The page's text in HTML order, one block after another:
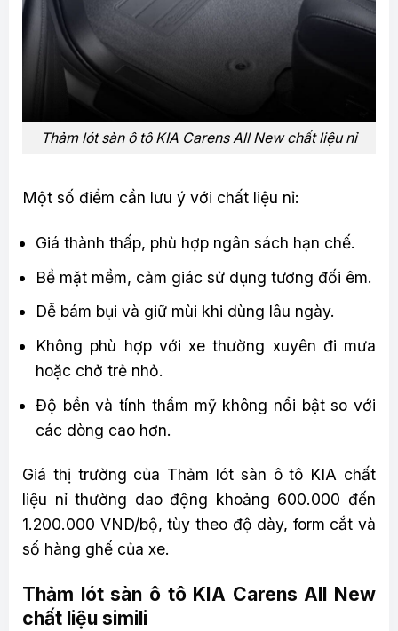
Thảm lót sàn ô tô KIA Carens All New chất liệu nỉ
Một số điểm cần lưu ý với chất liệu nỉ:
Giá thành thấp, phù hợp ngân sách hạn chế.
Bề mặt mềm, cảm giác sử dụng tương đối êm.
Dễ bám bụi và giữ mùi khi dùng lâu ngày.
Không phù hợp với xe thường xuyên đi mưa
hoặc chở trẻ nhỏ.
Độ bền và tính thẩm mỹ không nổi bật so với
các dòng cao hơn.
Giá thị trường của Thảm lót sàn ô tô KIA chất
liệu nỉ thường dao động khoảng 600.000 đến
1.200.000 VND/bộ, tùy theo độ dày, form cắt và
số hàng ghế của xe.
Thảm lót sàn ô tô KIA Carens All New
chất liệu simili